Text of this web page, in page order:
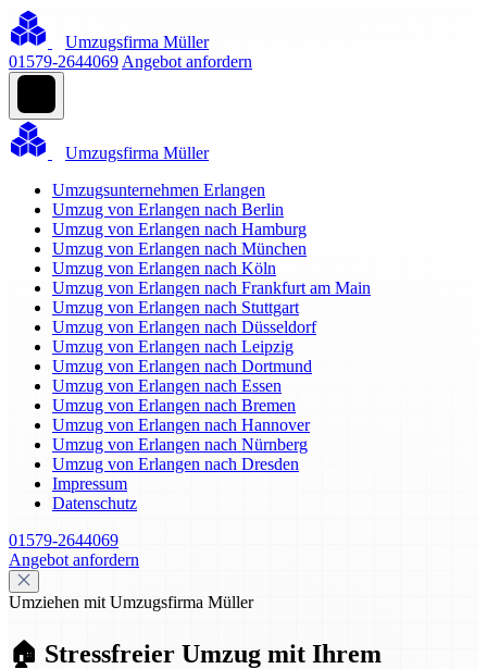
Umzugsfirma Müller
01579-2644069 Angebot anfordern
Umzugsfirma Müller
Umzugsunternehmen Erlangen
Umzug von Erlangen nach Berlin
Umzug von Erlangen nach Hamburg
Umzug von Erlangen nach München
Umzug von Erlangen nach Köln
Umzug von Erlangen nach Frankfurt am Main
Umzug von Erlangen nach Stuttgart
Umzug von Erlangen nach Düsseldorf
Umzug von Erlangen nach Leipzig
Umzug von Erlangen nach Dortmund
Umzug von Erlangen nach Essen
Umzug von Erlangen nach Bremen
Umzug von Erlangen nach Hannover
Umzug von Erlangen nach Nürnberg
Umzug von Erlangen nach Dresden
Impressum
Datenschutz
01579-2644069
Angebot anfordern
Umziehen mit Umzugsfirma Müller
🏠 Stressfreier Umzug mit Ihrem